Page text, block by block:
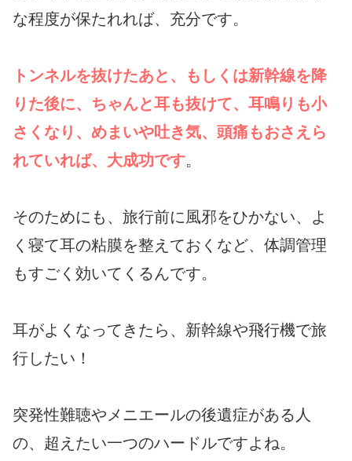
な程度が保たれれば、充分です。
トンネルを抜けたあと、もしくは新幹線を降
りた後に、ちゃんと耳も抜けて、耳鳴りも小
さくなり、めまいや吐き気、頭痛もおさえら
れていれば、大成功です。
そのためにも、旅行前に風邪をひかない、よ
く寝て耳の粘膜を整えておくなど、体調管理
もすごく効いてくるんです。
耳がよくなってきたら、新幹線や飛行機で旅
行したい！
突発性難聴やメニエールの後遺症がある人
の、超えたい一つのハードルですよね。